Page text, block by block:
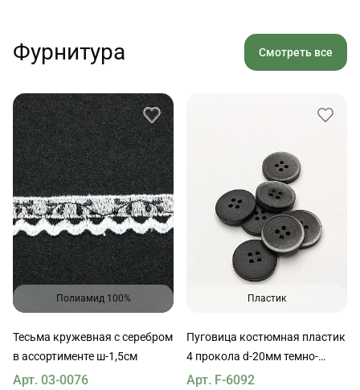
Фурнитура Смотреть все
Полиамид 100%
Тесьма кружевная с серебром
в ассортименте ш-1,5см
Арт. 03-0076
Пластик
Пуговица костюмная пластик
4 прокола d-20мм темно-
серая
Арт. F-6092